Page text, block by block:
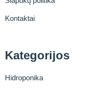
Kontaktai
Kategorijos
Hidroponika